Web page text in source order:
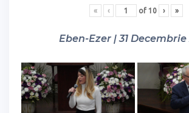
« ‹ of 10 › »
Eben-Ezer | 31 Decembrie